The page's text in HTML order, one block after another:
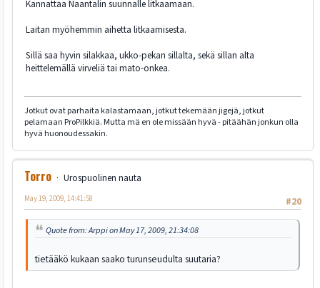
Kannattaa Naantalin suunnalle litkaamaan.
Laitan myöhemmin aihetta litkaamisesta.
Sillä saa hyvin silakkaa, ukko-pekan sillalta, sekä sillan alta
heittelemällä virveliä tai mato-onkea.
Jotkut ovat parhaita kalastamaan, jotkut tekemään jigejä, jotkut
pelamaan ProPilkkiä. Mutta mä en ole missään hyvä - pitäähän jonkun olla
hyvä huonoudessakin.
Torro
Urospuolinen nauta
#20
May 19, 2009, 14:41:58
Quote from: Arppi on May 17, 2009, 21:34:08
tietääkö kukaan saako turunseudulta suutaria?